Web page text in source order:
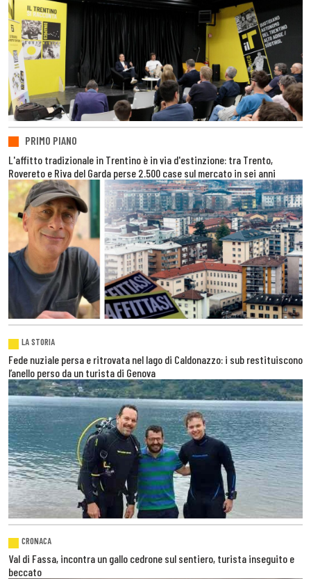
PRIMO PIANO
L'affitto tradizionale in Trentino è in via d'estinzione: tra Trento,
Rovereto e Riva del Garda perse 2.500 case sul mercato in sei anni
LA STORIA
Fede nuziale persa e ritrovata nel lago di Caldonazzo: i sub restituiscono
l’anello perso da un turista di Genova
CRONACA
Val di Fassa, incontra un gallo cedrone sul sentiero, turista inseguito e
beccato